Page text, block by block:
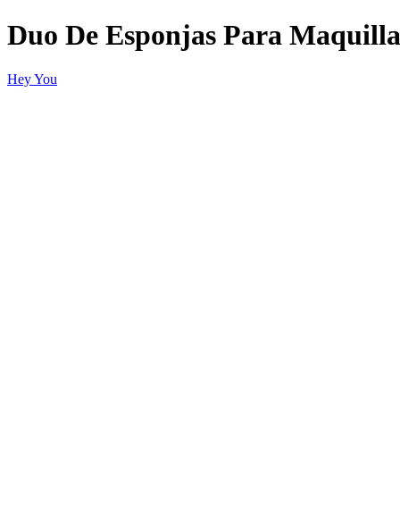
Duo De Esponjas Para
Hey You